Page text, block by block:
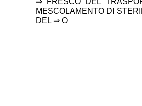
⇒ FRESCO DEL
MESCOLAMENTO DI
DEL ⇒ O